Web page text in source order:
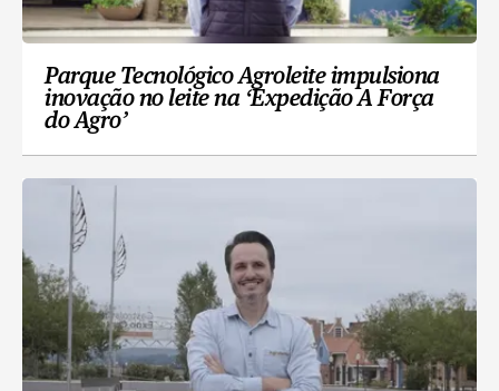
Parque Tecnológico Agroleite impulsiona
inovação no leite na ‘Expedição A Força
do Agro’